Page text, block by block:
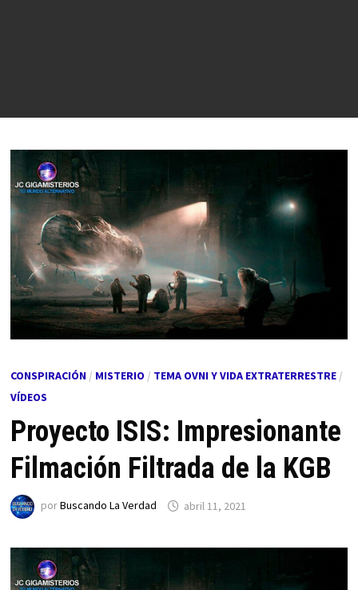
CONSPIRACIÓN/ MISTERIO / TEMA OVNI Y VIDA EXTRATERRESTRE/
VÍDEOS
Proyecto ISIS: Impresionante
Filmación Filtrada de la KGB
porBuscando La Verdad abril 11, 2021